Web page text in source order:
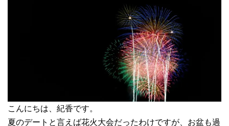
こんにちは、紀香です。
夏のデートと言えば花火大会だったわけですが、お盆も過